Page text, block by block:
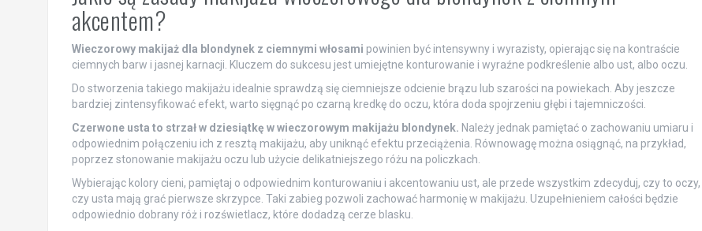
akcentem?
Wieczorowy makijaż dla blondynek z ciemnymi włosami powinien być intensywny i wyrazisty, opierając się na kontraście
ciemnych barw i jasnej karnacji. Kluczem do sukcesu jest umiejętne konturowanie i wyraźne podkreślenie albo ust, albo oczu.
Do stworzenia takiego makijażu idealnie sprawdzą się ciemniejsze odcienie brązu lub szarości na powiekach. Aby jeszcze
bardziej zintensyfikować efekt, warto sięgnąć po czarną kredkę do oczu, która doda spojrzeniu głębi i tajemniczości.
Czerwone usta to strzał w dziesiątkę w wieczorowym makijażu blondynek. Należy jednak pamiętać o zachowaniu umiaru i
odpowiednim połączeniu ich z resztą makijażu, aby uniknąć efektu przeciążenia. Równowagę można osiągnąć, na przykład,
poprzez stonowanie makijażu oczu lub użycie delikatniejszego różu na policzkach.
Wybierając kolory cieni, pamiętaj o odpowiednim konturowaniu i akcentowaniu ust, ale przede wszystkim zdecyduj, czy to oczy,
czy usta mają grać pierwsze skrzypce. Taki zabieg pozwoli zachować harmonię w makijażu. Uzupełnieniem całości będzie
odpowiednio dobrany róż i rozświetlacz, które dodadzą cerze blasku.